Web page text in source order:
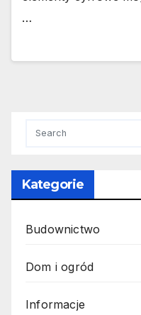
…
Kategorie
Budownictwo
Dom i ogród
Informacje